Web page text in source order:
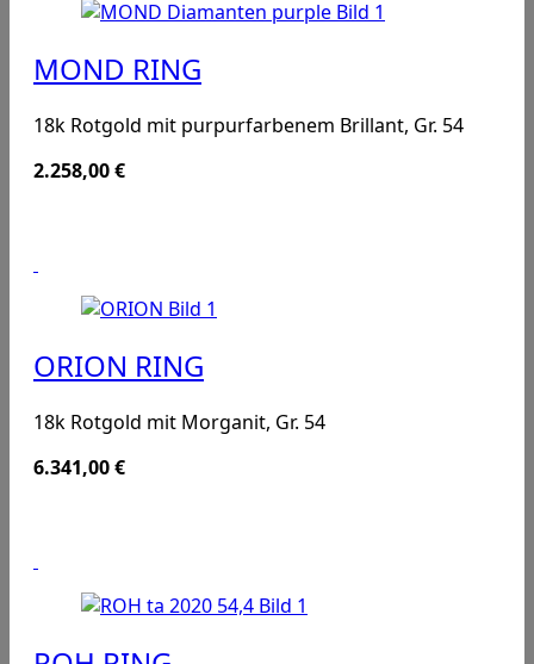
MOND RING
18k Rotgold mit purpurfarbenem Brillant, Gr. 54
2.258,00€
ORION RING
18k Rotgold mit Morganit, Gr. 54
6.341,00€